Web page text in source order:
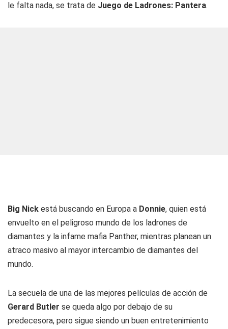
le falta nada, se trata de Juego de Ladrones: Pantera.
Big Nick está buscando en Europa a Donnie, quien está
envuelto en el peligroso mundo de los ladrones de
diamantes y la infame mafia Panther, mientras planean un
atraco masivo al mayor intercambio de diamantes del
mundo.
La secuela de una de las mejores películas de acción de
Gerard Butler se queda algo por debajo de su
predecesora, pero sigue siendo un buen entretenimiento